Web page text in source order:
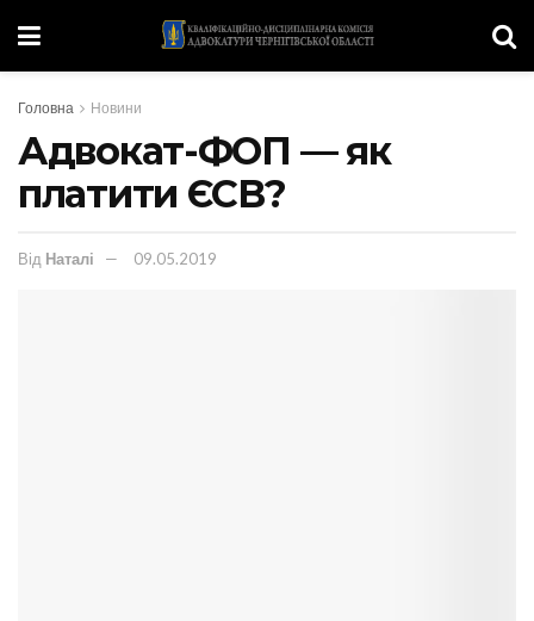
Головна Новини
Адвокат-ФОП — як
платити ЄСВ?
Від Наталі 09.05.2019